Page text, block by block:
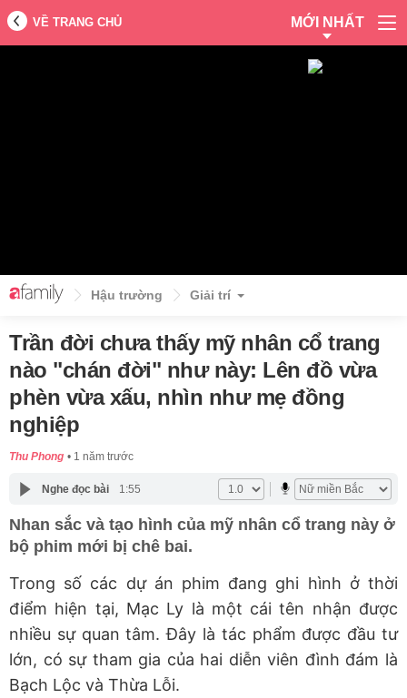
VỀ TRANG CHỦ MỚI NHẤT
Hậu trường Giải trí
Trần đời chưa thấy mỹ nhân cổ trang
nào "chán đời" như này: Lên đồ vừa
phèn vừa xấu, nhìn như mẹ đồng
nghiệp
Thu Phong 1 năm trước
Nghe đọc bài 1:55
Nhan sắc và tạo hình của mỹ nhân cổ trang này ở
bộ phim mới bị chê bai.
Trong số các dự án phim đang ghi hình ở thời
điểm hiện tại, Mạc Ly là một cái tên nhận được
nhiều sự quan tâm. Đây là tác phẩm được đầu tư
lớn, có sự tham gia của hai diễn viên đình đám là
Bạch Lộc và Thừa Lỗi.